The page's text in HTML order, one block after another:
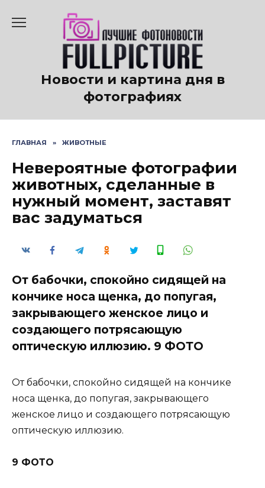
содержанию
Новости и картина дня в
фотографиях
ГЛАВНАЯ » ЖИВОТНЫЕ
Невероятные фотографии
животных, сделанные в
нужный момент, заставят
вас задуматься
От бабочки, спокойно сидящей на
кончике носа щенка, до попугая,
закрывающего женское лицо и
создающего потрясающую
оптическую иллюзию. 9 ФОТО
От бабочки, спокойно сидящей на кончике
носа щенка, до попугая, закрывающего
женское лицо и создающего потрясающую
оптическую иллюзию.
9 ФОТО